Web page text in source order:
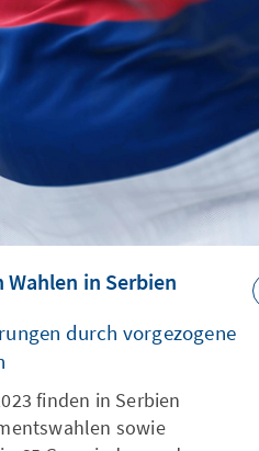
in Serbien
durch vorgezogene
finden in Serbien
sowie